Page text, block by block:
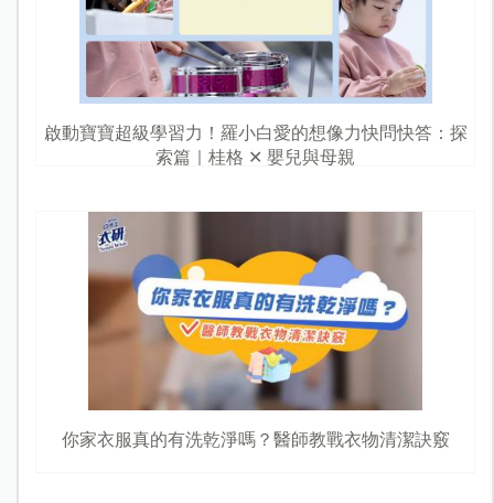
啟動寶寶超級學習力！羅小白愛的想像力快問快答：探
索篇｜桂格 ✕ 嬰兒與母親
你家衣服真的有洗乾淨嗎？醫師教戰衣物清潔訣竅